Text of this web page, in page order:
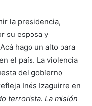
la presidencia,
su esposa y
hago un alto para
el país. La violencia
del gobierno
Inés Izaguirre en
terrorista. La misión